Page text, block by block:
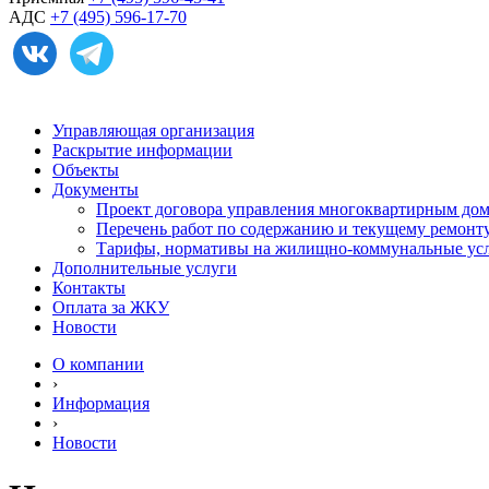
АДС +7 (495) 596-17-70
Управляющая организация
Раскрытие информации
Объекты
Документы
Проект договора управления многоквартирным
Перечень работ по содержанию и текущему
Тарифы, нормативы на жилищно-коммунальные
Дополнительные услуги
Контакты
Оплата за ЖКУ
Новости
О компании
›
Информация
›
Новости